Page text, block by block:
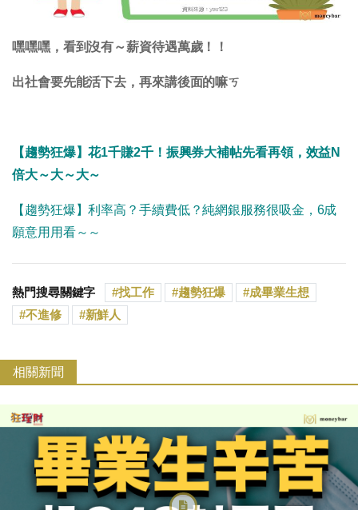
嘿嘿嘿，看到沒有～薪資待遇萬歲！！
出社會要先能活下去，再來講後面的嘛ㄎ
【趨勢狂爆】花1千賺2千！振興券大補帖先看再領，效益N
倍大～大～大～
【趨勢狂爆】利率高？手續費低？純網銀服務很吸金，6成
願意用用看～～
熱門搜尋關鍵字 找工作 趨勢狂爆
成畢業生想
不進修
新鮮人
相關新聞